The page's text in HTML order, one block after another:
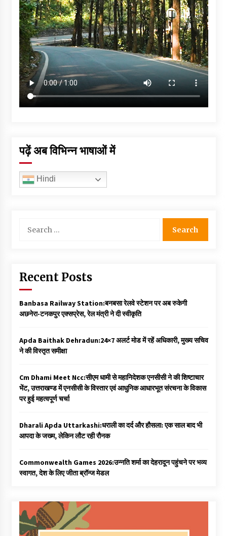
पढ़ें अब विभिन्न भाषाओं में
Hindi
for:
Recent Posts
Banbasa Railway Station:बनबसा रेलवे स्टेशन पर अब रुकेगी
अछनेरा-टनकपुर एक्सप्रेस, रेल मंत्री ने दी स्वीकृति
Apda Baithak Dehradun:24×7 अलर्ट मोड में रहें अधिकारी, मुख्य सचिव
ने की विस्तृत समीक्षा
Cm Dhami Meet Ncc:सीएम धामी से महानिदेशक एनसीसी ने की शिष्टाचार
भेंट, उत्तराखण्ड में एनसीसी के विस्तार एवं आधुनिक आधारभूत संरचना के विकास
पर हुई महत्वपूर्ण चर्चा
Dharali Apda Uttarkashi:धराली का दर्द और हौसला: एक साल बाद भी
आपदा के जख्म, लेकिन लौट रही रौनक
Commonwealth Games 2026:उन्नति शर्मा का देहरादून पहुंचने पर भव्य
स्वागत, देश के लिए जीता ब्रॉन्ज मेडल